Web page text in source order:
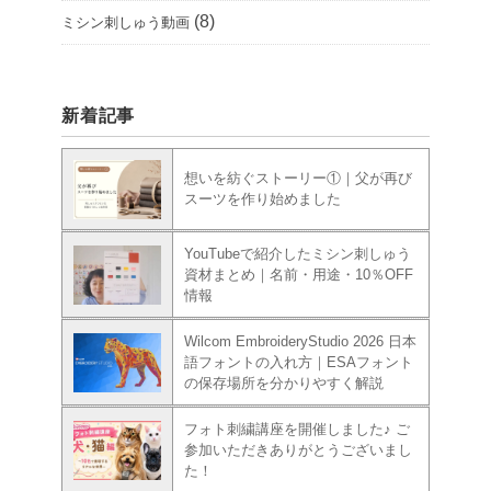
ミシン刺しゅう動画 (8)
新着記事
想いを紡ぐストーリー①｜父が再び
スーツを作り始めました
YouTubeで紹介したミシン刺しゅう
資材まとめ｜名前・用途・10％OFF
情報
Wilcom EmbroideryStudio 2026 日本
語フォントの入れ方｜ESAフォント
の保存場所を分かりやすく解説
フォト刺繍講座を開催しました♪ ご
参加いただきありがとうございまし
た！